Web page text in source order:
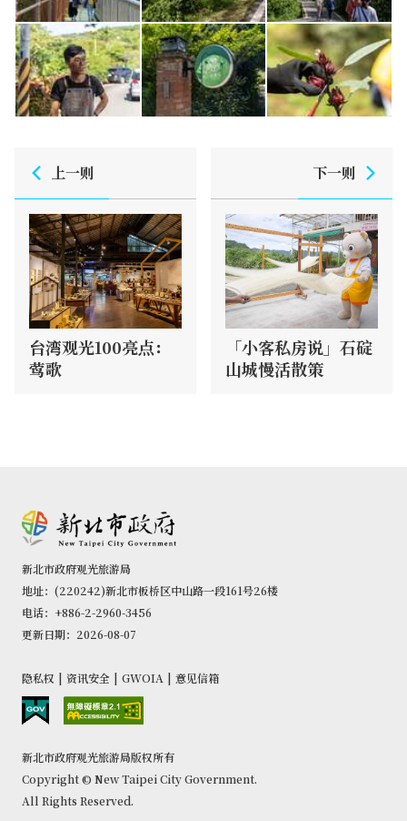
上一则
台湾观光100亮点：
莺歌
下一则
「小客私房说」石碇
山城慢活散策
新北市政府观光旅游局
地址：(220242)新北市板桥区中山路一段161号26楼
电话：+886-2-2960-3456
更新日期：2026-08-07
隐私权 | 资讯安全 | GWOIA | 意见信箱
新北市政府观光旅游局版权所有
Copyright © New Taipei City Government.
All Rights Reserved.